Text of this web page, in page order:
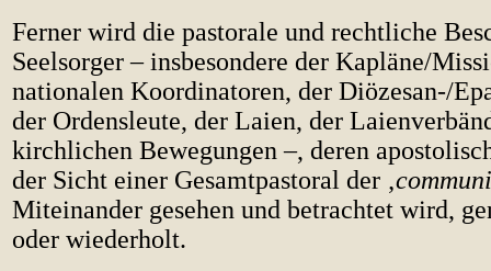
Ferner wird die pastorale und rechtliche
Seelsorger – insbesondere der Kapläne/
nationalen Koordinatoren, der Diözesan-/
der Ordensleute, der Laien, der
kirchlichen Bewegungen –, deren
der Sicht einer Gesamtpastoral der ‚
Miteinander gesehen und betrachtet wird,
oder wiederholt.